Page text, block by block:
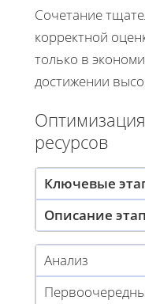
Сочетание
корректной
только в
достижении
ресурсов
Ключевые
Описание
Анализ